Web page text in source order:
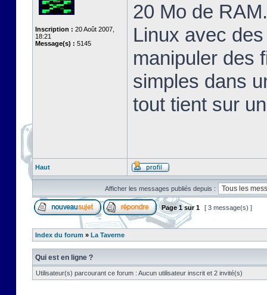
Inscription : 20 Août 2007,
18:21
Message(s) : 5145
20 Mo de
Linux avec
manipuler des
simples dans
tout tient sur
Haut
Afficher les messages publiés depuis :
Page1sur1 [ 3 message(s) ]
Index du forum » La Taverne
Qui est en ligne ?
Utilisateur(s) parcourant ce forum : Aucun utilisateur inscrit et 2 invité(s)